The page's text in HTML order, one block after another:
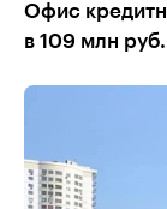
Офис
в 109 млн руб.